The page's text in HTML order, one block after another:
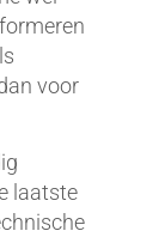
voor
laatste